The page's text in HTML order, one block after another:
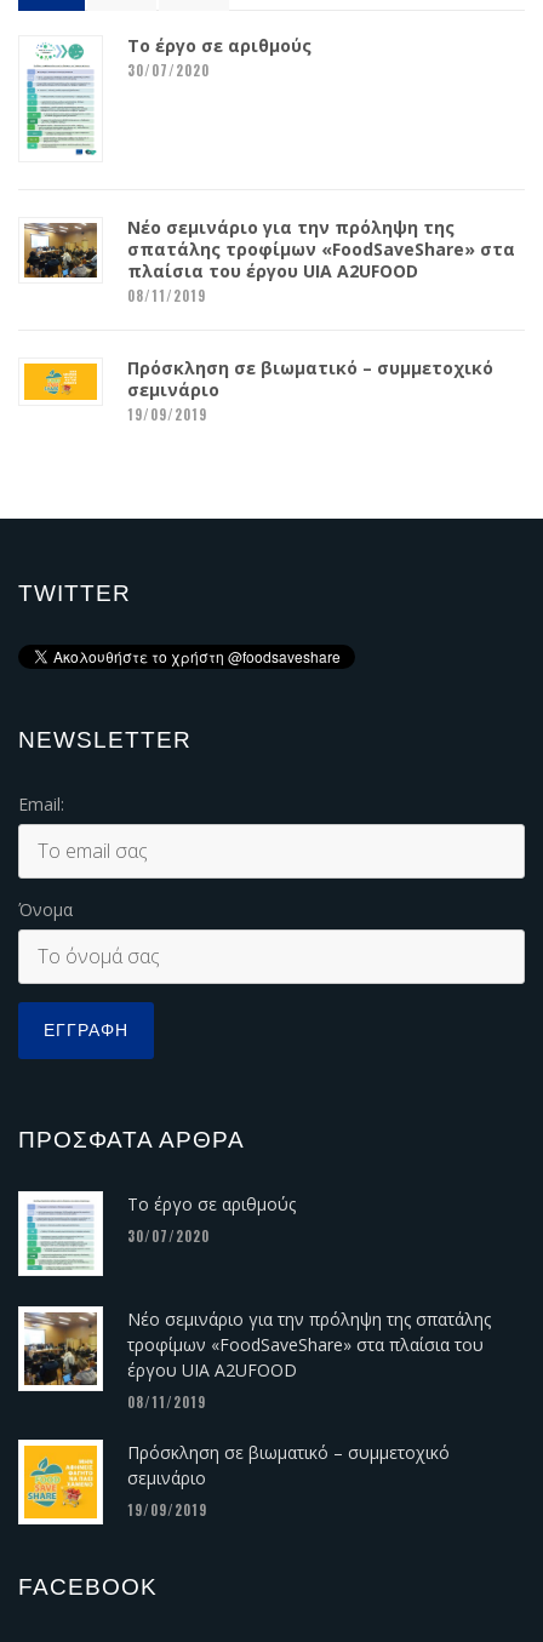
Το έργο σε αριθμούς
30/07/2020
Νέο σεμινάριο για την πρόληψη της
σπατάλης τροφίμων «FoodSaveShare» στα
πλαίσια του έργου UIA A2UFOOD
08/11/2019
Πρόσκληση σε βιωματικό – συμμετοχικό
σεμινάριο
19/09/2019
TWITTER
NEWSLETTER
Email:
Όνομα
ΠΡΌΣΦΑΤΑ ΆΡΘΡΑ
Το έργο σε αριθμούς
30/07/2020
Νέο σεμινάριο για την πρόληψη της σπατάλης
τροφίμων «FoodSaveShare» στα πλαίσια του
έργου UIA A2UFOOD
08/11/2019
Πρόσκληση σε βιωματικό – συμμετοχικό
σεμινάριο
19/09/2019
FACEBOOK